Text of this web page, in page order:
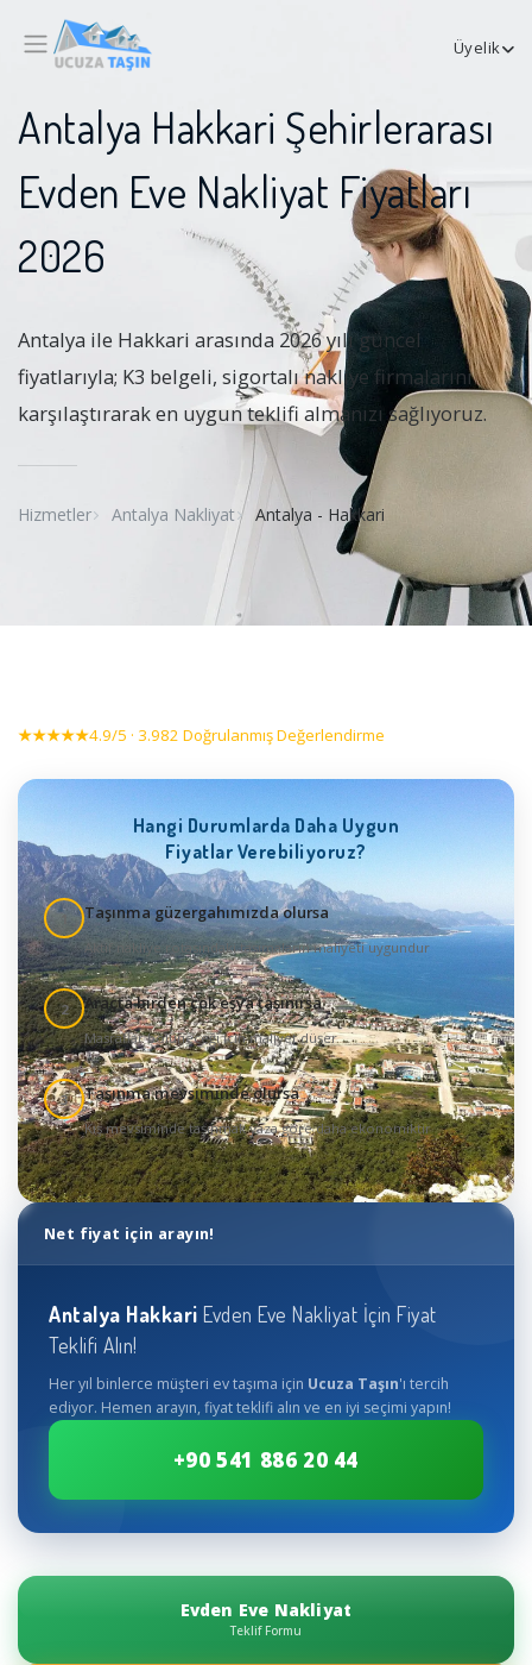
Üyelik
Antalya Hakkari Şehirlerarası
Evden Eve Nakliyat Fiyatları
2026
Antalya ile Hakkari arasında 2026 yılı güncel
fiyatlarıyla; K3 belgeli, sigortalı nakliye firmalarını
karşılaştırarak en uygun teklifi almanızı sağlıyoruz.
Hizmetler Antalya Nakliyat Antalya - Hakkari
★★★★★4.9/5 · 3.982 Doğrulanmış Değerlendirme
Hangi Durumlarda Daha Uygun
Fiyatlar Verebiliyoruz?
Taşınma güzergahımızda olursa
Aktif nakliye rotasındaki taşımaların maliyeti uygundur
2 Araçta birden çok eşya taşınırsa
Masraflar bölüneceği için maliyet düşer
3 Taşınma mevsiminde olursa
Kış mevsiminde taşınmak yaza göre daha ekonomiktir
Net fiyat için arayın!
Antalya Hakkari Evden Eve Nakliyat İçin Fiyat
Teklifi Alın!
Her yıl binlerce müşteri ev taşıma için Ucuza Taşın'ı tercih
ediyor. Hemen arayın, fiyat teklifi alın ve en iyi seçimi yapın!
+90 541 886 20 44
Evden Eve Nakliyat
Teklif Formu